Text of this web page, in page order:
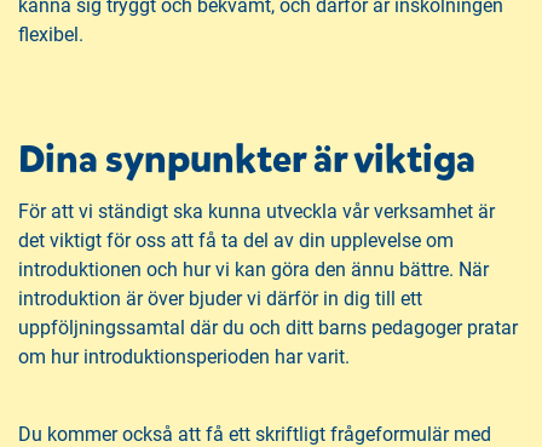
känna sig tryggt och bekvämt, och därför är inskolningen
flexibel.
Dina synpunkter är viktiga
För att vi ständigt ska kunna utveckla vår verksamhet är
det viktigt för oss att få ta del av din upplevelse om
introduktionen och hur vi kan göra den ännu bättre. När
introduktion är över bjuder vi därför in dig till ett
uppföljningssamtal där du och ditt barns pedagoger pratar
om hur introduktionsperioden har varit.
Du kommer också att få ett skriftligt frågeformulär med